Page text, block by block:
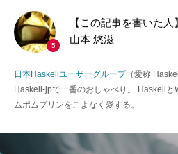
5
【この記事を書いた人】
山本 悠滋
日本Haskellユーザーグループ（愛称
Haskell-jpで一番のおしゃべり。 Haskell
ムポムプリンをこよなく愛する。